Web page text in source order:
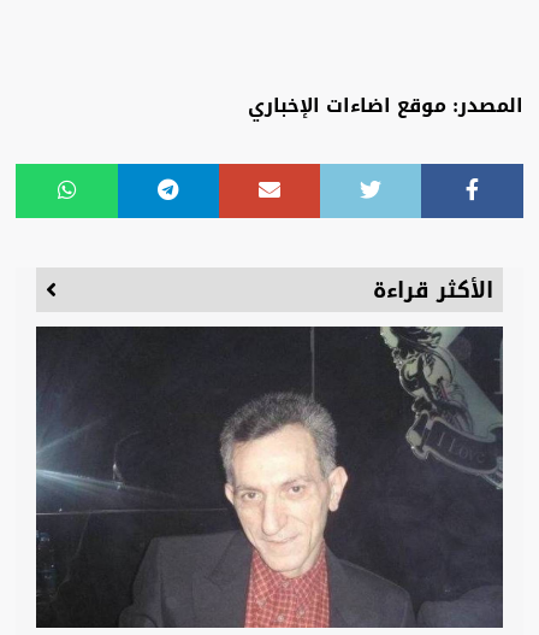
المصدر: موقع اضاءات الإخباري
الأكثر قراءة